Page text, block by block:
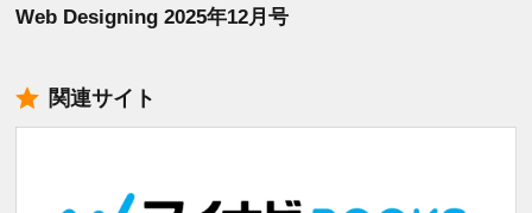
Web Designing 2025年12月号
関連サイト